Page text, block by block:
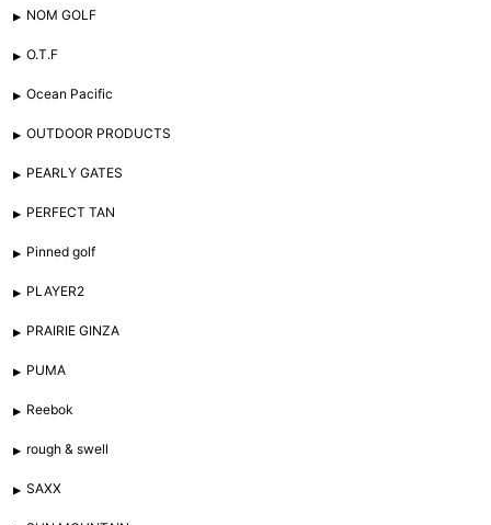
NOM GOLF
O.T.F
Ocean Pacific
OUTDOOR PRODUCTS
PEARLY GATES
PERFECT TAN
Pinned golf
PLAYER2
PRAIRIE GINZA
PUMA
Reebok
rough & swell
SAXX